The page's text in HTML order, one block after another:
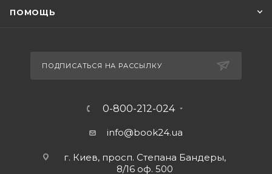
ПОМОЩЬ
ПОДПИСАТЬСЯ НА РАССЫЛКУ
0-800-212-024
info@book24.ua
г. Киев, просп. Степана Бандеры,
8/16 оф. 500